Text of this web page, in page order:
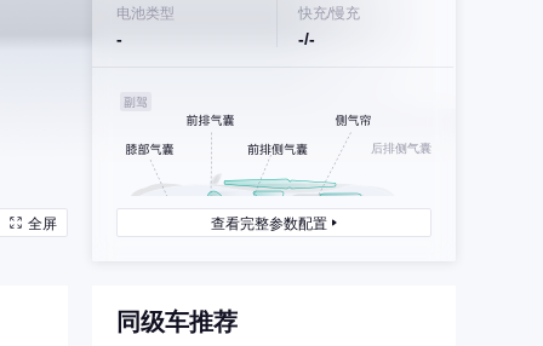
全屏
电池类型
-
快充/慢充
-/-
后排侧气囊
查看完整参数配置
同级车推荐